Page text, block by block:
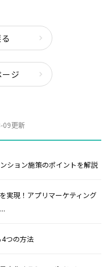
ジ
09更新
ション施策のポイントを解説
実現！アプリマーケティング
つの方法